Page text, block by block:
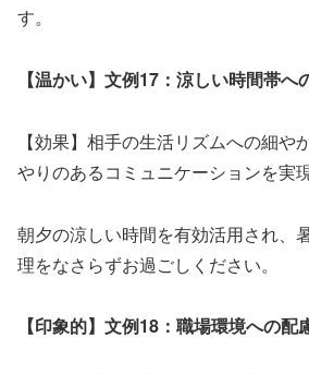
す。
【温かい】文例17：涼しい時間帯へ
【効果】相手の生活リズムへの細や
やりのあるコミュニケーションを実
朝夕の涼しい時間を有効活用され、
理をなさらずお過ごしください。
【印象的】文例18：職場環境への配